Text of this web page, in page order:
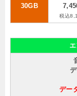
30GB
税込
デー